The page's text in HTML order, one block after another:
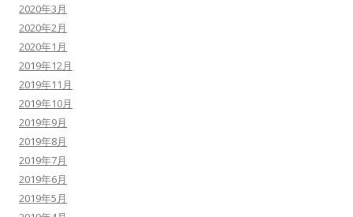
2020年3月
2020年2月
2020年1月
2019年12月
2019年11月
2019年10月
2019年9月
2019年8月
2019年7月
2019年6月
2019年5月